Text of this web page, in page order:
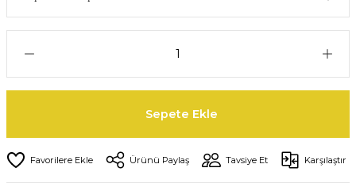
Sepete Ekle
Ürünü Paylaş Tavsiye Et Karşılaştır